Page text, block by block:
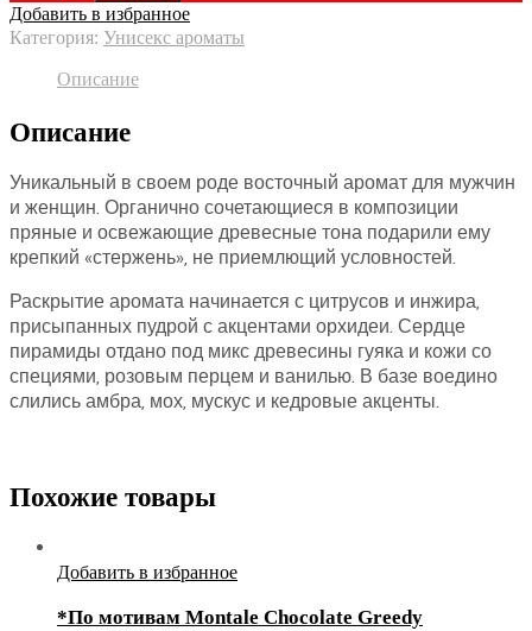
Добавить в избранное
Категория: Унисекс ароматы
Описание
Описание
Уникальный в своем роде восточный аромат для мужчин
и женщин. Органично сочетающиеся в композиции
пряные и освежающие древесные тона подарили ему
крепкий «стержень», не приемлющий условностей.
Раскрытие аромата начинается с цитрусов и инжира,
присыпанных пудрой с акцентами орхидеи. Сердце
пирамиды отдано под микс древесины гуяка и кожи со
специями, розовым перцем и ванилью. В базе воедино
слились амбра, мох, мускус и кедровые акценты.
Похожие товары
Добавить в избранное
*По мотивам Montale Chocolate Greedy